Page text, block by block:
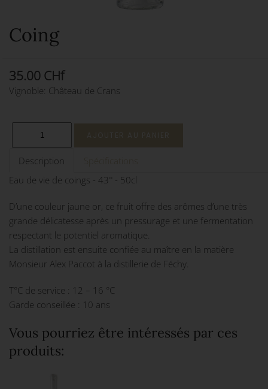
Coing
35.00 CHf
Vignoble: Château de Crans
Description
Eau de vie de coings - 43° - 50cl
D’une couleur jaune or, ce fruit offre des arômes d’une très
grande délicatesse après un pressurage et une fermentation
respectant le potentiel aromatique.
La distillation est ensuite confiée au maître en la matière
Monsieur Alex Paccot à la distillerie de Féchy.
T°C de service : 12 – 16 °C
Garde conseillée : 10 ans
Vous pourriez être intéressés par ces
produits: